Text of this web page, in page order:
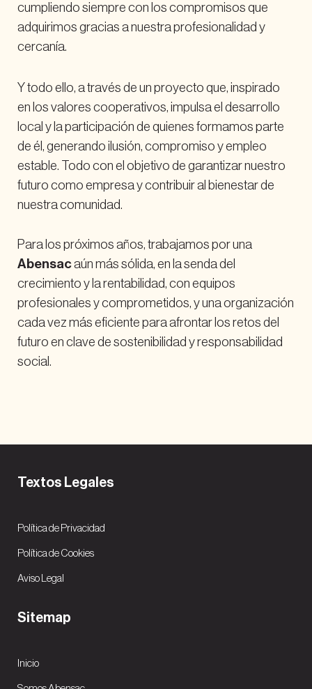
cumpliendo siempre con los compromisos que
adquirimos gracias a nuestra profesionalidad y
cercanía.
Y todo ello, a través de un proyecto que, inspirado
en los valores cooperativos, impulsa el desarrollo
local y la participación de quienes formamos parte
de él, generando ilusión, compromiso y empleo
estable. Todo con el objetivo de garantizar nuestro
futuro como empresa y contribuir al bienestar de
nuestra comunidad.
Para los próximos años, trabajamos por una
Abensacaún más sólida, en la senda del
crecimiento y la rentabilidad, con equipos
profesionales y comprometidos, y una organización
cada vez más eficiente para afrontar los retos del
futuro en clave de sostenibilidad y responsabilidad
social.
Textos Legales
Política de Privacidad
Política de Cookies
Aviso Legal
Sitemap
Inicio